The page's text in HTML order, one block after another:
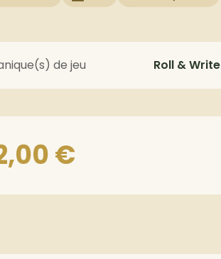
de jeu Roll & Write
€